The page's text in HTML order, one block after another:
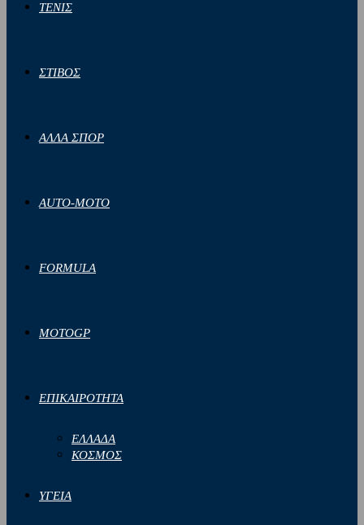
ΤΕΝΙΣ
ΣΤΙΒΟΣ
ΑΛΛΑ ΣΠΟΡ
AUTO-MOTO
FORMULA
MOTOGP
ΕΠΙΚΑΙΡΟΤΗΤΑ
ΕΛΛΑΔΑ
ΚΟΣΜΟΣ
ΥΓΕΙΑ